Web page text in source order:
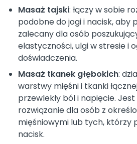
Masaż tajski: łączy w sobie
podobne do jogi i nacisk, aby
zalecany dla osób
elastyczności, ulgi w stresie i
doświadczenia.
Masaż tkanek głębokich:
warstwy mięśni i tkanki
przewlekły ból i napięcie.
rozwiązanie dla osób z
mięśniowymi lub tych, którzy
nacisk.